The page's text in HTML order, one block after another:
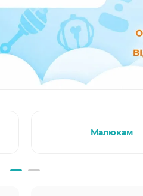
Малюкам